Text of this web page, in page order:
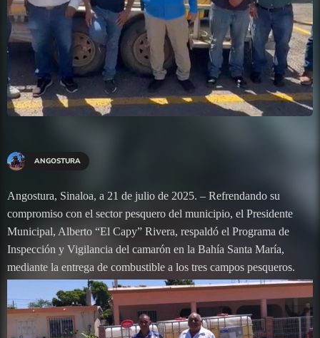
ANGOSTURA
Angostura, Sinaloa, a 21 de julio de 2025. – Refrendando su
compromiso con el sector pesquero del municipio, el Presidente
Municipal, Alberto “El Capy” Rivera, respaldó el Programa de
Inspección y Vigilancia del camarón en la Bahía Santa María,
mediante la entrega de combustible a los tres campos pesqueros.